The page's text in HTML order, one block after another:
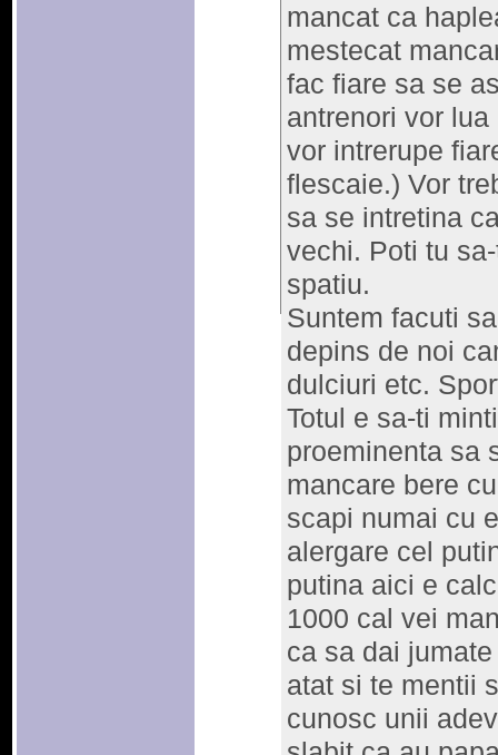
mancat ca
mestecat
fac fiare sa se
antrenori vor
vor intrerupe
flescaie.) Vor
sa se intretina
vechi. Poti tu
spatiu.
Suntem facuti
depins de noi
dulciuri etc.
Totul e sa-ti
proeminenta sa
mancare bere
scapi numai cu
alergare cel
putina aici e
1000 cal vei
ca sa dai
atat si te mentii
cunosc unii